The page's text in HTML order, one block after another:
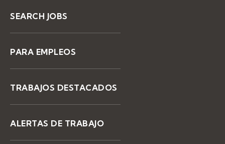
SEARCH JOBS
PARA EMPLEOS
TRABAJOS DESTACADOS
ALERTAS DE TRABAJO